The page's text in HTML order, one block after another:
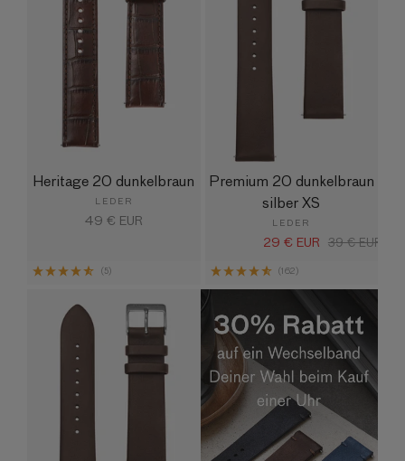
Heritage 20 dunkelbraun
LEDER
Normaler
49 € EUR
(5)
Premium 20 dunkelbraun
silber XS
LEDER
Verkaufspreis
29 € EUR
Normaler
39 € EUR
(162)